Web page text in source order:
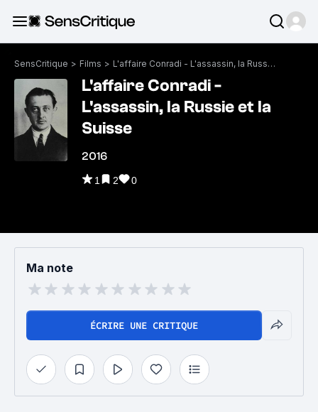
SensCritique > Films > L'affaire Conradi - L'assassin, la Russie et la Suisse
L'affaire Conradi -
L'assassin, la Russie et la
Suisse
2016
1 2 0
Ma note
ÉCRIRE UNE CRITIQUE